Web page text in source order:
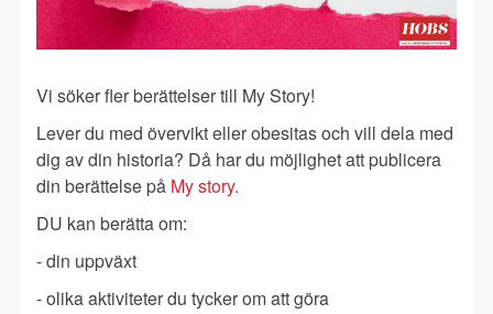
Vi söker fler berättelser till My Story!
Lever du med övervikt eller obesitas och vill dela med
dig av din historia? Då har du möjlighet att publicera
din berättelse på My story.
DU kan berätta om:
- din uppväxt
- olika aktiviteter du tycker om att göra